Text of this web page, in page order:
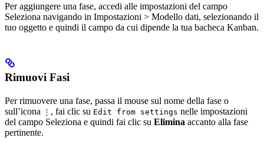
Per aggiungere una fase, accedi alle impostazioni del campo
Seleziona navigando in Impostazioni > Modello dati, selezionando il
tuo oggetto e quindi il campo da cui dipende la tua bacheca Kanban.
Rimuovi Fasi
Per rimuovere una fase, passa il mouse sul nome della fase o
sull’icona
⋮ , fai clic su Edit from settings nelle impostazioni
del campo Seleziona e quindi fai clic su Elimina accanto alla fase
pertinente.